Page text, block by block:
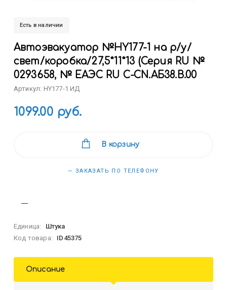
Есть в наличии
Автоэвакуатор №HY177-1 на р/у/
свет/коробка/27,5*11*13 (Серия RU №
0293658, № ЕАЭС RU C-CN.АБ38.B.00
Артикул: HY177-1 ИД
1099.00 руб.
В корзину
— ЗАКАЗАТЬ ПО ТЕЛЕФОНУ
Единица:
Штука
Код товара:
ID45375
Описание